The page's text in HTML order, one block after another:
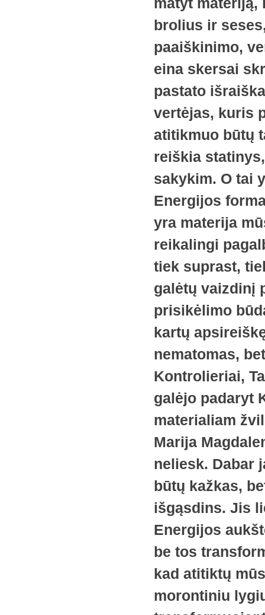
brolius ir
paaiškinimo,
eina skersai
pastato
vertėjas, kuris
atitikmuo būtų
reiškia
sakykim. O tai
Energijos
yra materija
reikalingi
tiek suprast,
galėtų vaizdinį
prisikėlimo
kartų
nematomas,
Kontrolieriai,
galėjo padaryt
materialiam
Marija
neliesk. Dabar
būtų kažkas,
išgąsdins. Jis
Energijos
be tos
kad atitiktų
morontiniu